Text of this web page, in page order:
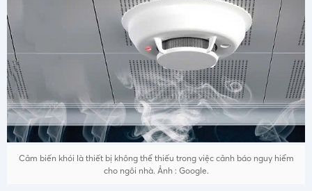
Cảm biến khói là thiết bị không thể thiếu trong việc cảnh báo nguy hiểm
cho ngôi nhà. Ảnh : Google.